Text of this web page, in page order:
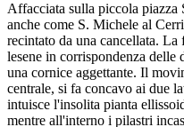
Affacciata sulla piccola piazza
anche come S. Michele al
recintato da una cancellata. La
lesene in corrispondenza delle
una cornice aggettante. Il
centrale, si fa concavo ai due
intuisce l'insolita pianta
mentre all'interno i pilastri